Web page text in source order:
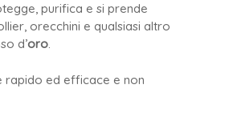
purifica e si prende
orecchini e qualsiasi altro
d’oro.
rapido ed efficace e non